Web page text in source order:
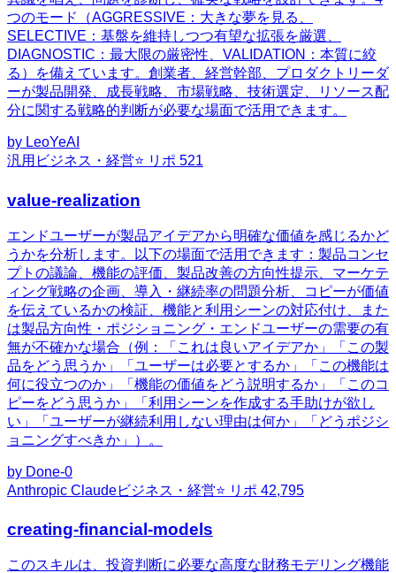
つのモード（AGGRESSIVE：大きな夢を見る、
SELECTIVE：基盤を維持しつつ有望な拡張を厳選、
DIAGNOSTIC：最大限の厳密性、VALIDATION：本質に絞
る）を備えています。創業者、経営幹部、プロダクトリーダ
ーが製品開発、成長戦略、市場戦略、技術選定、リソース配
分に関する戦略的判断が必要な場面で活用できます。
by LeoYeAI
汎用 ビジネス・経営⭐ リポ 521
value-realization
エンドユーザーが製品アイデアから明確な価値を感じるかど
うかを分析します。以下の場面で活用できます：製品コンセ
プトの議論、機能の評価、製品改善の方向性提示、マーケテ
ィング戦略の企画、導入・継続率の問題分析、コピーが価値
を伝えているかの検証、機能と利用シーンの対応付け、また
は製品方向性・ポジショニング・エンドユーザーの需要の有
無が不確かな場合（例：「これは良いアイデアか」「この製
品をどう思うか」「ユーザーは必要とするか」「この機能は
何に役立つのか」「機能の価値をどう説明するか」「このコ
ピーをどう思うか」「利用シーンを作成する手助けが欲し
い」「ユーザーが継続利用しない理由は何か」「どうポジシ
ョニングすべきか」）。
by Done-0
Anthropic Claudeビジネス・経営⭐ リポ 42,795
creating-financial-models
このスキルは、投資判断に必要な高度な財務モデリング機能